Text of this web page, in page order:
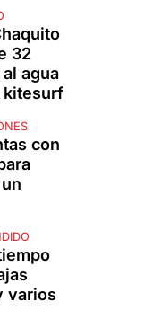
32
agua
kitesurf
con
varios